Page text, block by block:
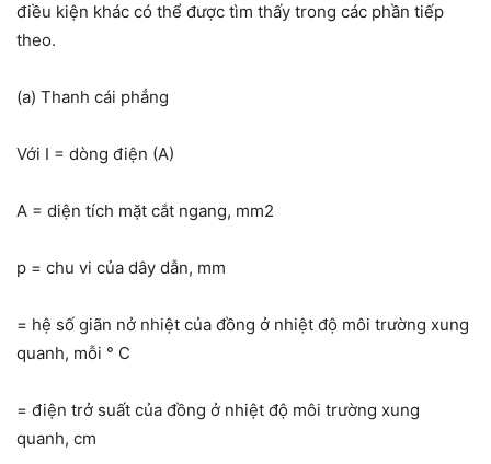
điều kiện khác có thể được tìm thấy trong các phần tiếp
theo.
(a) Thanh cái phẳng
Với I = dòng điện (A)
A = diện tích mặt cắt ngang, mm2
p = chu vi của dây dẫn, mm
= hệ số giãn nở nhiệt của đồng ở nhiệt độ môi trường xung
quanh, mỗi ° C
= điện trở suất của đồng ở nhiệt độ môi trường xung
quanh, cm